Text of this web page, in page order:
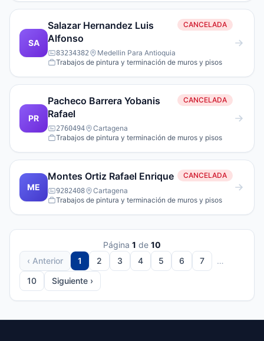
SA
Salazar Hernandez Luis
Alfonso
CANCELADA
83234382
Medellin Para Antioquia
Trabajos de pintura y terminación de muros y pisos
PR
Pacheco Barrera Yobanis
Rafael
CANCELADA
2760494
Cartagena
Trabajos de pintura y terminación de muros y pisos
ME
Montes Ortiz Rafael Enrique CANCELADA
9282408
Cartagena
Trabajos de pintura y terminación de muros y pisos
Página 1 de 10
‹ Anterior
1 2 3 4 5 6 7
…
10
Siguiente ›